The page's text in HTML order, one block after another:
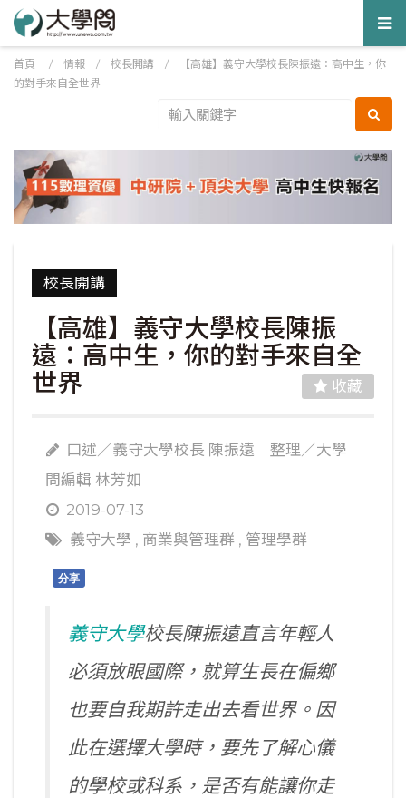
首頁 / 情報 / 校長開講 /
【高雄】義守大學校長陳振遠：高中生，你
的對手來自全世界
校長開講
【高雄】義守大學校長陳振
遠：高中生，你的對手來自全
世界
收藏
口述／義守大學校長 陳振遠 整理／大學
問編輯 林芳如
2019-07-13
義守大學 , 商業與管理群 , 管理學群
分享
義守大學校長陳振遠直言年輕人
必須放眼國際，就算生長在偏鄉
也要自我期許走出去看世界。因
此在選擇大學時，要先了解心儀
的學校或科系，是否有能讓你走